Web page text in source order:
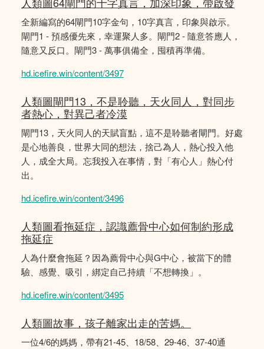
全新編寫的64閘門10字金句，10字真言，印象與啟示。
閘門1 - 預感優先來，幸運聚人多。閘門2 - 隨意答應人，
隨意又反口。閘門3 - 萬事俱備全，囤積再準備。
hd.icefire.win/content/3497
人類圖閘門13，不是聆聽，天火同人，對同步
者熱心，對異己者冷漠
閘門13，天火同人的天賦盲點，這不是聆聽者閘門。好處
是心地善良，世界大同的想法，捨己為人，熱心投入他
人，成全大局。忘我投入在事情，對「有心人」熱心付
出。
hd.icefire.win/content/3496
人類圖看拖延症，認識薦骨中心如何制約形成
拖延症
人為什麼會拖延？因為薦骨中心與G中心，被當下的體
驗、感覺、吸引，綁定自己持續「不想轉換」。
hd.icefire.win/content/3495
人類圖故事，孩子離家出走的苦媽。
一位4/6的媽媽，帶有21-45、18/58、29-46、37-40通